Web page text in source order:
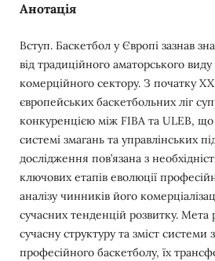
Анотація
Вступ. Баскетбол у Європі зазнав
від традиційного аматорського
комерційного сектору. З початку
європейських баскетбольних ліг
конкуренцією між FIBA та ULEB,
системі змагань та управлінських
дослідження пов’язана з
ключових етапів еволюції
аналізу чинників його
сучасних тенденцій розвитку. Мета
сучасну структуру та зміст системи
професійного баскетболу, їх